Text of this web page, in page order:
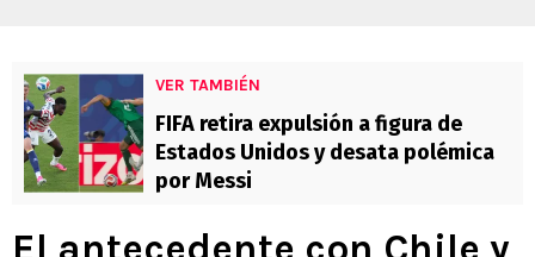
VER TAMBIÉN
FIFA retira expulsión a figura de
Estados Unidos y desata polémica
por Messi